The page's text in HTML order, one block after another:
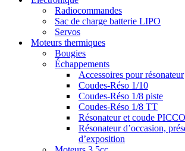
Radiocommandes
Sac de charge batterie LIPO
Servos
Moteurs thermiques
Bougies
Échappements
Accessoires pour résonateur
Coudes-Réso 1/10
Coudes-Réso 1/8 piste
Coudes-Réso 1/8 TT
Résonateur et coude PICCO
Résonateur d’occasion,
d’exposition